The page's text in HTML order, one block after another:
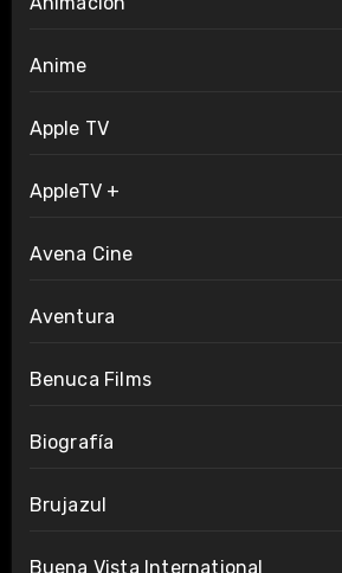
Anime
Apple TV
AppleTV +
Avena Cine
Aventura
Benuca Films
Biografía
Brujazul
Buena Vista International